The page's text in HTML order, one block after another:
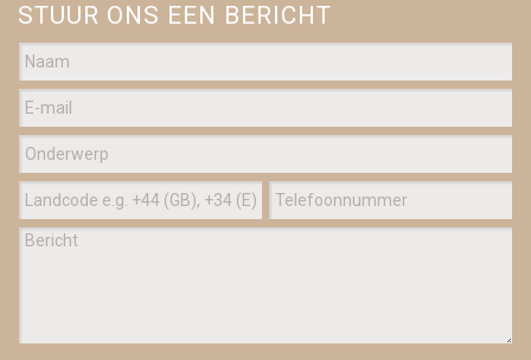
STUUR ONS EEN BERICHT